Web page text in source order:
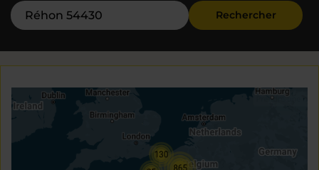
Rechercher